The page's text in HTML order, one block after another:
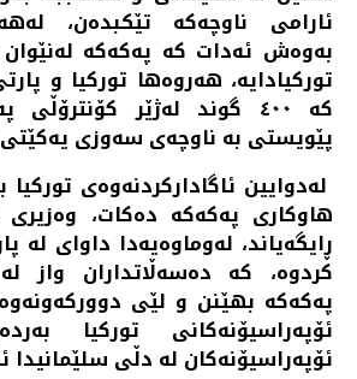
ئارامی ناوچەکە تێکبدەن،
بەوەش ئەدات کە پەکەکە
تورکیادایە، هەروەها تورکیا و
کە ٤٠٠ گوند لەژێر
پێویستی بە ناوچەی سەوزی یەکێتی
لەدوایین ئاگادارکردنەوەی
هاوکاری پەکەکە دەکات، وەزیری
ڕایگەیاند، لەوماوەیەدا داوای لە
کردوە، کە دەسەڵاتداران واز
پەکەکە بهێنن و لێی
ئۆپەراسیۆنەکانی تورکیا
ئۆپەراسیۆنەکان لە دڵی سلێمانیدا